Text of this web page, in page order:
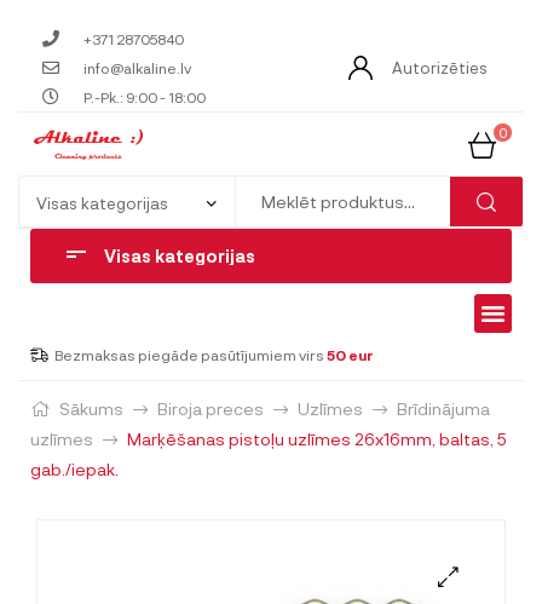
+371 28705840
info@alkaline.lv
P.-Pk.: 9:00 - 18:00
Autorizēties
0
Visas kategorijas
Bezmaksas piegāde pasūtījumiem virs 50 eur
Sākums Biroja preces Uzlīmes
Brīdinājuma
uzlīmes
Marķēšanas pistoļu uzlīmes 26x16mm, baltas, 5
gab./iepak.